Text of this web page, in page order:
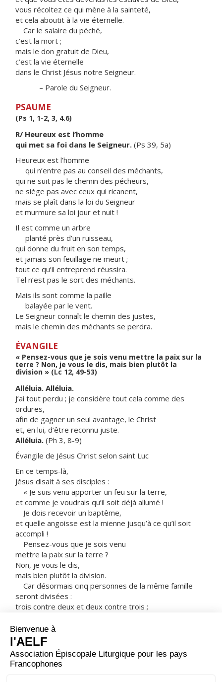
vous récoltez ce qui mène à la sainteté,
et cela aboutit à la vie éternelle.
Car le salaire du péché,
c’est la mort ;
mais le don gratuit de Dieu,
c’est la vie éternelle
dans le Christ Jésus notre Seigneur.
– Parole du Seigneur.
PSAUME
(Ps 1, 1-2, 3, 4.6)
R/ Heureux est l’homme
qui met sa foi dans le Seigneur. (Ps 39, 5a)
Heureux est l’homme
qui n’entre pas au conseil des méchants,
qui ne suit pas le chemin des pécheurs,
ne siège pas avec ceux qui ricanent,
mais se plaît dans la loi du Seigneur
et murmure sa loi jour et nuit !
Il est comme un arbre
planté près d’un ruisseau,
qui donne du fruit en son temps,
et jamais son feuillage ne meurt ;
tout ce qu’il entreprend réussira.
Tel n’est pas le sort des méchants.
Mais ils sont comme la paille
balayée par le vent.
Le Seigneur connaît le chemin des justes,
mais le chemin des méchants se perdra.
ÉVANGILE
« Pensez-vous que je sois venu mettre la paix sur la
terre ? Non, je vous le dis, mais bien plutôt la
division » (Lc 12, 49-53)
Alléluia. Alléluia.
J’ai tout perdu ; je considère tout cela comme des
ordures,
afin de gagner un seul avantage, le Christ
et, en lui, d’être reconnu juste.
Alléluia. (Ph 3, 8-9)
Évangile de Jésus Christ selon saint Luc
En ce temps-là,
Jésus disait à ses disciples :
« Je suis venu apporter un feu sur la terre,
et comme je voudrais qu’il soit déjà allumé !
Je dois recevoir un baptême,
et quelle angoisse est la mienne jusqu’à ce qu’il soit
accompli !
Pensez-vous que je sois venu
mettre la paix sur la terre ?
Non, je vous le dis,
mais bien plutôt la division.
Car désormais cinq personnes de la même famille
seront divisées :
trois contre deux et deux contre trois ;
le père contre le fils
et le fils contre le père,
la mère contre la fille
et la fille contre la mère,
la belle-mère contre la belle-fille